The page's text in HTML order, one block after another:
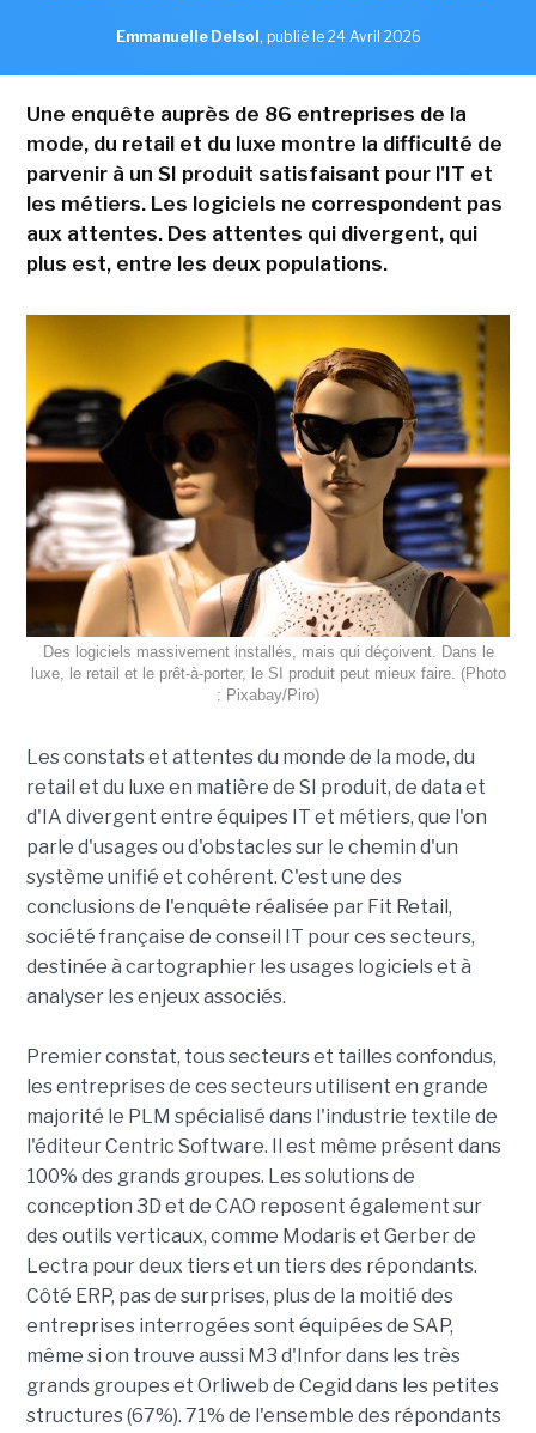
Emmanuelle Delsol , publié le 24 Avril 2026
Une enquête auprès de 86 entreprises de la
mode, du retail et du luxe montre la difficulté de
parvenir à un SI produit satisfaisant pour l'IT et
les métiers. Les logiciels ne correspondent pas
aux attentes. Des attentes qui divergent, qui
plus est, entre les deux populations.
Des logiciels massivement installés, mais qui déçoivent. Dans le
luxe, le retail et le prêt-à-porter, le SI produit peut mieux faire. (Photo
: Pixabay/Piro)
Les constats et attentes du monde de la mode, du
retail et du luxe en matière de SI produit, de data et
d'IA divergent entre équipes IT et métiers, que l'on
parle d'usages ou d'obstacles sur le chemin d'un
système unifié et cohérent. C'est une des
conclusions de l'enquête réalisée par Fit Retail,
société française de conseil IT pour ces secteurs,
destinée à cartographier les usages logiciels et à
analyser les enjeux associés.
Premier constat, tous secteurs et tailles confondus,
les entreprises de ces secteurs utilisent en grande
majorité le PLM spécialisé dans l'industrie textile de
l'éditeur Centric Software. Il est même présent dans
100% des grands groupes. Les solutions de
conception 3D et de CAO reposent également sur
des outils verticaux, comme Modaris et Gerber de
Lectra pour deux tiers et un tiers des répondants.
Côté ERP, pas de surprises, plus de la moitié des
entreprises interrogées sont équipées de SAP,
même si on trouve aussi M3 d'Infor dans les très
grands groupes et Orliweb de Cegid dans les petites
structures (67%). 71% de l'ensemble des répondants